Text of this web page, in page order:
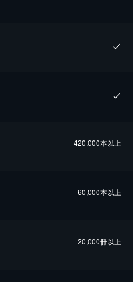
420,000本以上
60,000本以上
20,000冊以上